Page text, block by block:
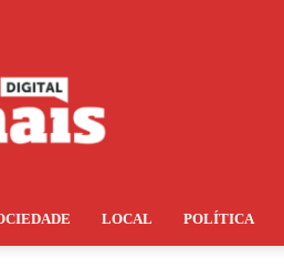
LOCAL POLÍTICA